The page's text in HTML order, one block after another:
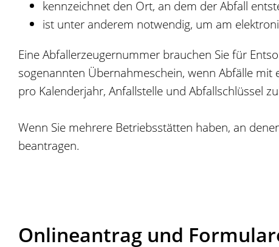
kennzeichnet den Ort, an dem der Abfall
ist unter anderem notwendig, um am
Eine Abfallerzeugernummer brauchen Sie für
sogenannten Übernahmeschein, wenn Abfälle
pro Kalenderjahr, Anfallstelle und Abfallschlüssel
Wenn Sie mehrere Betriebsstätten haben, an
beantragen.
Onlineantrag und